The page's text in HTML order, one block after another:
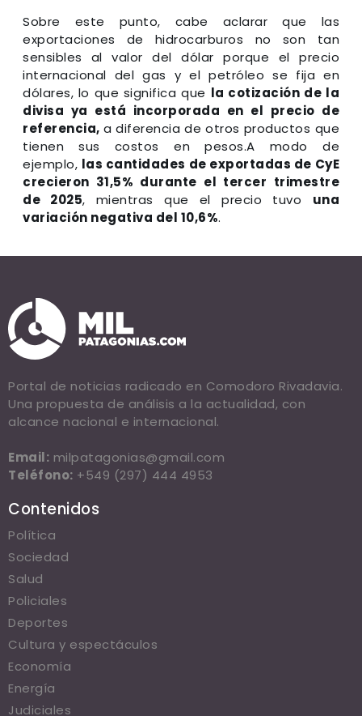
Sobre este punto, cabe aclarar que las
exportaciones de hidrocarburos no son tan
sensibles al valor del dólar porque el precio
internacional del gas y el petróleo se fija en
dólares, lo que significa que la cotización de la
divisa ya está incorporada en el precio de
referencia, a diferencia de otros productos que
tienen sus costos en pesos.A modo de
ejemplo, las cantidades de exportadas de CyE
crecieron 31,5% durante el tercer trimestre
de 2025, mientras que el precio tuvo una
variación negativa del 10,6%.
Portal de noticias radicado en Comodoro Rivadavia.
Una propuesta de análisis a la actualidad, con
alcance nacional e internacional.
Email: milpatagonias@gmail.com
Teléfono: +549 (297) 444 4953
Contenidos
Política
Sociedad
Salud
Policiales
Deportes
Cultura y espectáculos
Economía
Energía
Judiciales